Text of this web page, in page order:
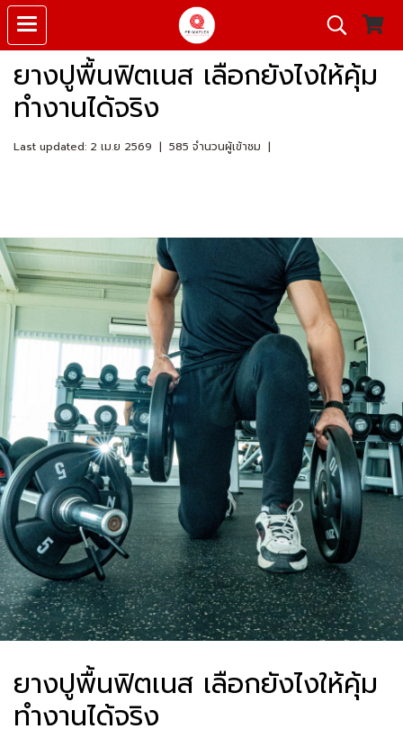
ยางปูพื้นฟิตเนส เลือกยังไงให้คุ้ม
ทำงานได้จริง
Last updated: 2 เม.ย 2569 | 585 จำนวนผู้เข้าชม |
ยางปูพื้นฟิตเนส เลือกยังไงให้คุ้ม
ทำงานได้จริง